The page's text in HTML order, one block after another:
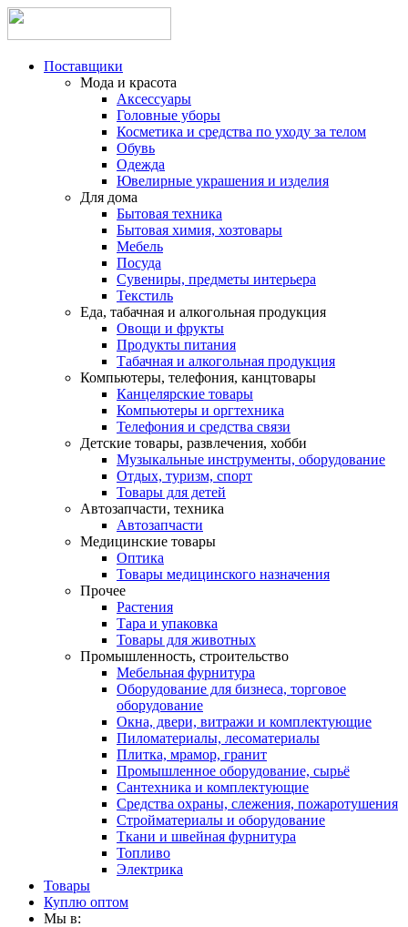
Поставщики
Мода и красота
Аксессуары
Головные уборы
Косметика и средства по уходу за телом
Обувь
Одежда
Ювелирные украшения и изделия
Для дома
Бытовая техника
Бытовая химия, хозтовары
Мебель
Посуда
Сувениры, предметы интерьера
Текстиль
Еда, табачная и алкогольная продукция
Овощи и фрукты
Продукты питания
Табачная и алкогольная продукция
Компьютеры, телефония, канцтовары
Канцелярские товары
Компьютеры и оргтехника
Телефония и средства связи
Детские товары, развлечения, хобби
Музыкальные инструменты, оборудование
Отдых, туризм, спорт
Товары для детей
Автозапчасти, техника
Автозапчасти
Медицинские товары
Оптика
Товары медицинского назначения
Прочее
Растения
Тара и упаковка
Товары для животных
Промышленность, строительство
Мебельная фурнитура
Оборудование для бизнеса, торговое
оборудование
Окна, двери, витражи и комплектующие
Пиломатериалы, лесоматериалы
Плитка, мрамор, гранит
Промышленное оборудование, сырьё
Сантехника и комплектующие
Средства охраны, слежения, пожаротушения
Стройматериалы и оборудование
Ткани и швейная фурнитура
Топливо
Электрика
Товары
Куплю оптом
Мы в: